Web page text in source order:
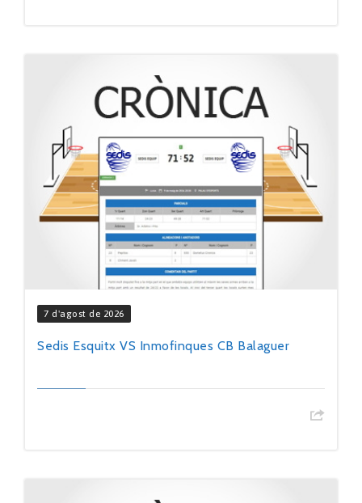
7 d'agost de 2026
Sedis Esquitx VS Inmofinques CB Balaguer